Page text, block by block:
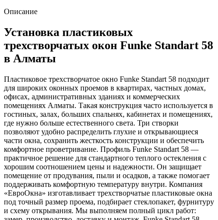
Описание
Установка пластиковых
трехстворчатых окон Funke Standart 58
в Алматы
Пластиковое трехстворчатое окно Funke Standart 58 подходит
для широких оконных проемов в квартирах, частных домах,
офисах, административных зданиях и коммерческих
помещениях Алматы. Такая конструкция часто используется в
гостиных, залах, больших спальнях, кабинетах и помещениях,
где нужно больше естественного света. Три створки
позволяют удобно распределить глухие и открывающиеся
части окна, сохранить жесткость конструкции и обеспечить
комфортное проветривание. Профиль Funke Standart 58 —
практичное решение для стандартного теплого остекления с
хорошим соотношением цены и надежности. Он защищает
помещение от продувания, пыли и осадков, а также помогает
поддерживать комфортную температуру внутри. Компания
«ЕвроОкна» изготавливает трехстворчатые пластиковые окна
под точный размер проема, подбирает стеклопакет, фурнитуру
и схему открывания. Мы выполняем полный цикл работ: